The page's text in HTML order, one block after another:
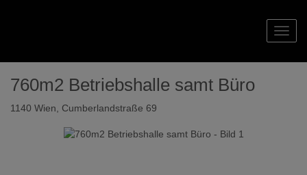
760m2 Betriebshalle samt Büro
1140 Wien , Cumberlandstraße 69